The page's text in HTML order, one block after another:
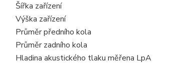
Šířka zařízení
Výška zařízení
Průměr předního kola
Průměr zadního kola
Hladina akustického tlaku měřena LpA